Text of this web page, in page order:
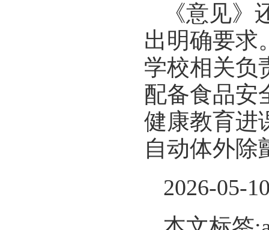
《意见
出明确要求
学校相关负
配备食品安
健康教育进
自动体外除
2026-05-